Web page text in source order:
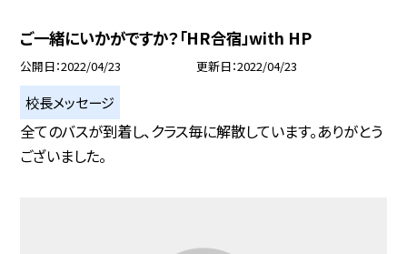
ご一緒にいかがですか？「HR合宿」with HP
公開日 2022/04/23 更新日 2022/04/23
校長メッセージ
全てのバスが到着し、クラス毎に解散しています。ありがとう
ございました。